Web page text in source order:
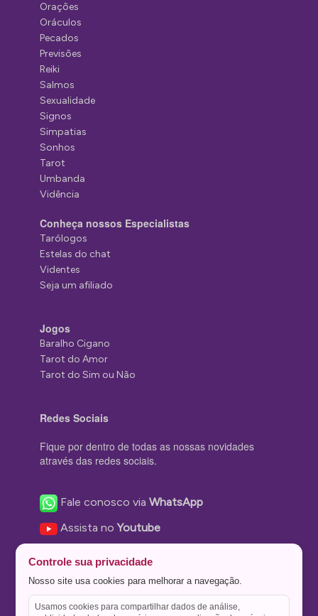
Orações
Oráculos
Pecados
Previsões
Reiki
Salmos
Sexualidade
Signos
Simpatias
Sonhos
Tarot
Umbanda
Vidência
Conheça nossos Especialistas
Tarólogos
Estelas do chat
Videntes
Seja um afiliado
Jogos
Baralho Cigano
Tarot do Amor
Tarot do Sim ou Não
Redes Sociais
Fique por dentro de todas as nossas novidades
através das redes sociais.
Fale conosco viaWhatsApp
Assista noYoutube
Nos siga no Instagram
Nos siga noTwitter
Controle sua privacidade
Nosso site usa cookies para melhorar a navegação.
Usamos cookies para compartilhar dados de análise,